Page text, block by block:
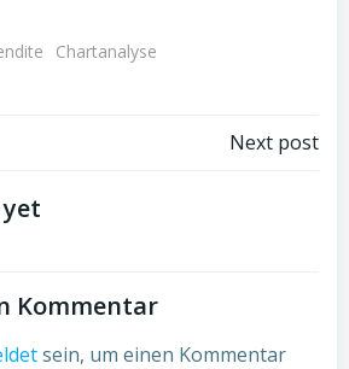
Chartanalyse
Next post
Kommentar
sein, um einen Kommentar